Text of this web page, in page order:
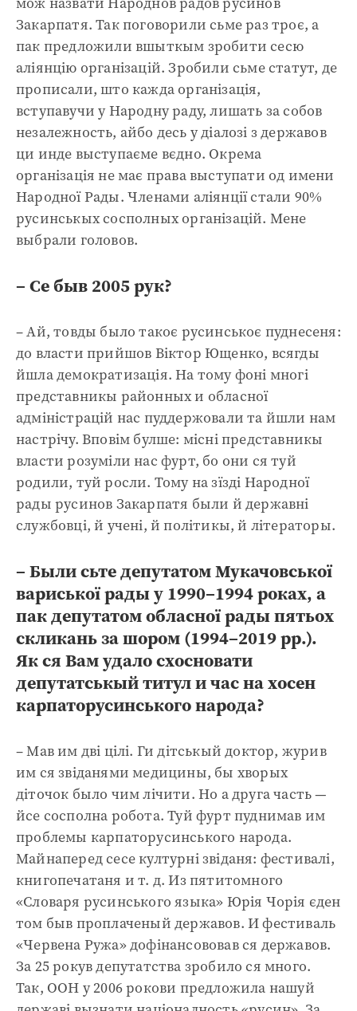
Закарпатя. Так поговорили сьме раз троє, а
пак предложили вшыткым зробити сесю
аліянцію організацій. Зробили сьме статут, де
прописали, што кажда організація,
вступавучи у Народну раду, лишать за собов
незалежность, айбо десь у діалозі з державов
ци инде выступаєме вєдно. Окрема
організація не має права выступати од имени
Народної Рады. Членами аліянції стали 90%
русинськых сосполных організацій. Мене
выбрали головов.
– Се быв 2005 рук?
– Ай, товды было такоє русинськоє пуднесеня:
до власти прийшов Віктор Ющенко, всягды
йшла демократизація. На тому фоні многі
представникы районных и обласної
адміністрацій нас пуддержовали та йшли нам
настрічу. Вповім булше: місні представникы
власти розуміли нас фурт, бо они ся туй
родили, туй росли. Тому на зїзді Народної
рады русинов Закарпатя были й державні
службовці, й учені, й політикы, й літераторы.
– Были сьте депутатом Мукачовської
вариської рады у 1990–1994 роках, а
пак депутатом обласної рады пятьох
скликань за шором (1994–2019 рр.).
Як ся Вам удало схосновати
депутатськый титул и час на хосен
карпаторусинського народа?
– Мав им дві цілі. Ги дітськый доктор, журив
им ся звіданями медицины, бы хворых
діточок было чим лічити. Но а друга часть —
йсе сосполна робота. Туй фурт пуднимав им
проблемы карпаторусинського народа.
Майнаперед сесе културні звіданя: фестивалі,
книгопечатаня и т. д. Из пятитомного
«Словаря русинського языка» Юрія Чорія єден
том быв проплаченый державов. И фестиваль
«Червена Ружа» дофінансововав ся державов.
За 25 рокув депутатства зробило ся много.
Так, ООН у 2006 рокови предложила нашуй